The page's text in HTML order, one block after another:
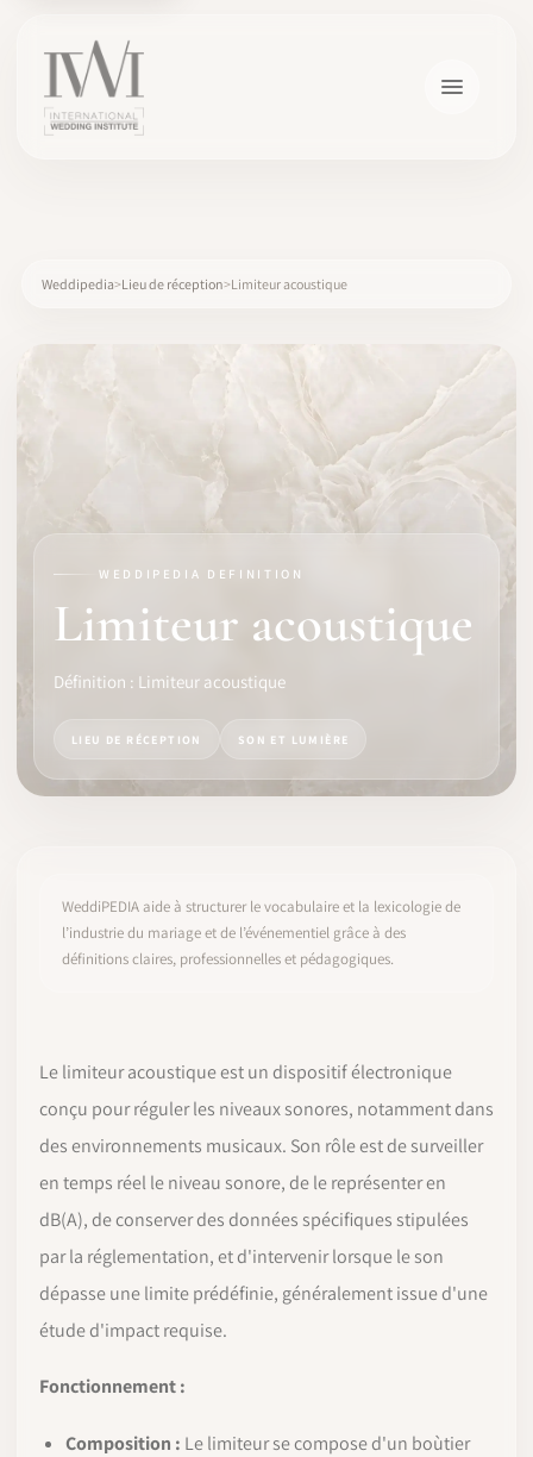
LOGICIEL
IDENTITÉ PRO
COMMENCER
Weddipedia Lieu de réception Limiteur acoustique
WEDDIPEDIA DEFINITION
Limiteur acoustique
Définition : Limiteur acoustique
LIEU DE RÉCEPTION SON ET LUMIÈRE
WeddiPEDIA aide à structurer le vocabulaire et la lexicologie de
l’industrie du mariage et de l’événementiel grâce à des
définitions claires, professionnelles et pédagogiques.
Le limiteur acoustique est un dispositif électronique
conçu pour réguler les niveaux sonores, notamment dans
des environnements musicaux. Son rôle est de surveiller
en temps réel le niveau sonore, de le représenter en
dB(A), de conserver des données spécifiques stipulées
par la réglementation, et d'intervenir lorsque le son
dépasse une limite prédéfinie, généralement issue d'une
étude d'impact requise.
Fonctionnement :
Composition : Le limiteur se compose d'un boùtier